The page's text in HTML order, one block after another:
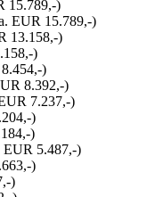
15.789,-)
EUR 15.789,-)
13.158,-)
)
)
8.392,-)
7.237,-)
)
)
EUR 5.487,-)
)
)